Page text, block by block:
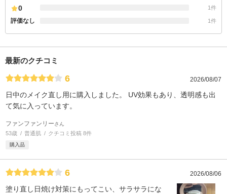
0 1件
評価なし 1件
最新のクチコミ
6 2026/08/07
日中のメイク直し用に購入しました。 UV効果もあり、透明感も出
て気に入っています。
ファンファンリーさん
53歳 普通肌 クチコミ投稿 8件
購入品
6 2026/08/06
塗り直し日焼け対策にもってこい、サラサラにな